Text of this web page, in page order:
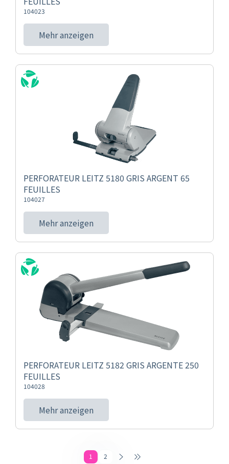
104023
Mehr anzeigen
PERFORATEUR LEITZ 5180 GRIS ARGENT 65
FEUILLES
104027
Mehr anzeigen
PERFORATEUR LEITZ 5182 GRIS ARGENTE 250
FEUILLES
104028
Mehr anzeigen
1 2